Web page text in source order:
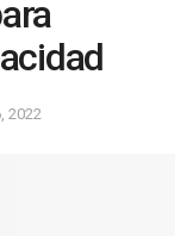
2022